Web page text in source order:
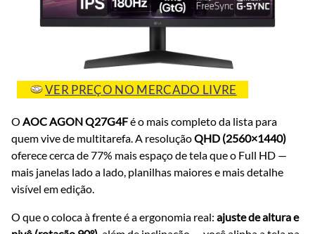
VER PREÇO NO MERCADO LIVRE
O AOC AGON Q27G4Fé o mais completo da lista para
quem vive de multitarefa. A resoluçãoQHD (2560×1440)
oferece cerca de 77% mais espaço de tela que o Full HD —
mais janelas lado a lado, planilhas maiores e mais detalhe
visível em edição.
O que o coloca à frente é a ergonomia real: ajuste de altura e